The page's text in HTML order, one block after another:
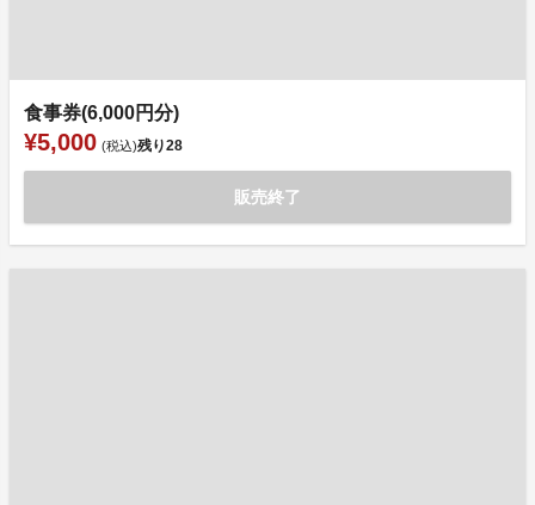
食事券(6,000円分)
¥5,000 (税込)残り28
販売終了